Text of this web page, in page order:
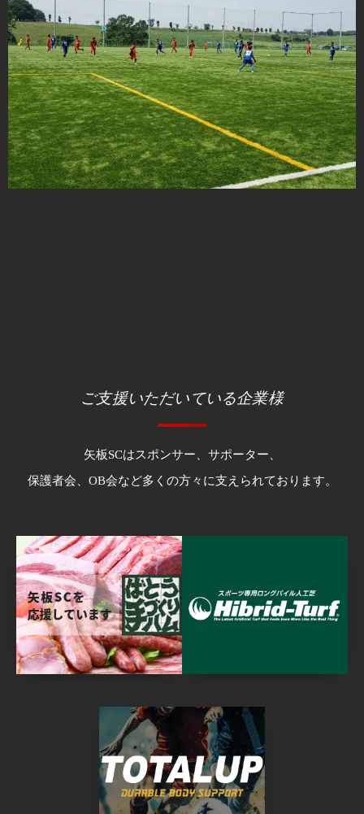
ご支援いただいている企業様
矢板SCはスポンサー、サポーター、
保護者会、OB会など多くの方々に支えられております。